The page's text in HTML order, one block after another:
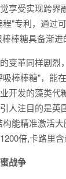
享受实现跨界
"专利，通过
棒糖具备渐进
变革同样剧烈
棒棒糖"，能
开发的藻类代
人注目的是英
能精准激活
倍,卡路里含
战争